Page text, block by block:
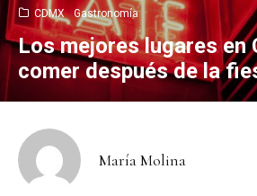
CDMX Gastronomía
Los mejores lugares en
comer después de la
María Molina